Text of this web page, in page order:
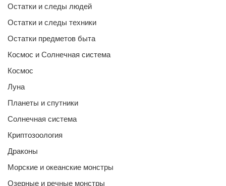
Остатки и следы людей
Остатки и следы техники
Остатки предметов быта
Космос и Солнечная система
Космос
Луна
Планеты и спутники
Солнечная система
Криптозоология
Драконы
Морские и океанские монстры
Озерные и речные монстры